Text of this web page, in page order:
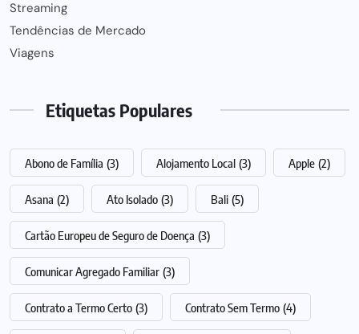
Streaming
Tendências de Mercado
Viagens
Etiquetas Populares
Abono de Família (3) Alojamento Local (3) Apple (2)
Asana (2) Ato Isolado (3) Bali (5)
Cartão Europeu de Seguro de Doença (3)
Comunicar Agregado Familiar (3)
Contrato a Termo Certo (3) Contrato Sem Termo (4)